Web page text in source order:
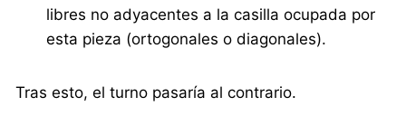
libres no adyacentes a la casilla ocupada por
esta pieza (ortogonales o diagonales).
Tras esto, el turno pasaría al contrario.